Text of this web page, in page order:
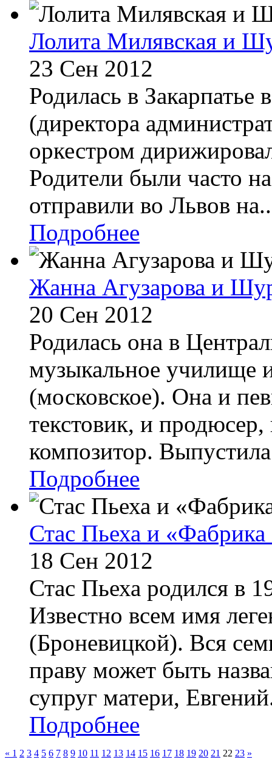
Лолита Милявская и
23 Сен 2012
Родилась в
(директора
оркестром
Родители были часто
отправили во Львов
Подробнее
Жанна Агузарова и
20 Сен 2012
Родилась она в
музыкальное училище
(московское). Она и
текстовик, и
композитор.
Подробнее
Стас Пьеха и «Фабрика
18 Сен 2012
Стас Пьеха родился в
Известно всем имя
(Броневицкой). Вся
праву может быть
супруг матери,
Подробнее
« 1 2 3 4 5 6 7 8 9 10 11 12 13 14 15 16 17 18 19 20 21 22 23 »